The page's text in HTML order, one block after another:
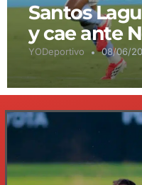
Santos
y cae ante
YODeportivo 08/06/